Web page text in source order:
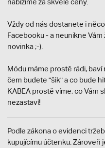
nabízíme za skvělé ceny.
Vždy od nás dostanete i něco
Facebooku - a neunikne
novinka ;-).
Módu máme prostě rádi,
čem budete "šik" a co bude
KABEA prostě víme, co Vám
nezastaví!
Podle zákona o evidenci
kupujícímu účtenku. Zároveň